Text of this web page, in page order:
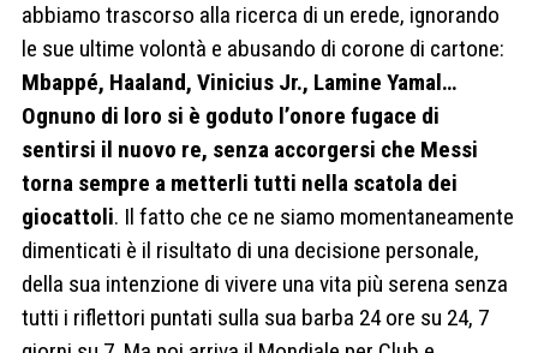
abbiamo trascorso alla ricerca di un erede, ignorando
le sue ultime volontà e abusando di corone di cartone:
Mbappé, Haaland, Vinicius Jr., Lamine Yamal…
Ognuno di loro si è goduto l’onore fugace di
sentirsi il nuovo re, senza accorgersi che Messi
torna sempre a metterli tutti nella scatola dei
giocattoli. Il fatto che ce ne siamo momentaneamente
dimenticati è il risultato di una decisione personale,
della sua intenzione di vivere una vita più serena senza
tutti i riflettori puntati sulla sua barba 24 ore su 24, 7